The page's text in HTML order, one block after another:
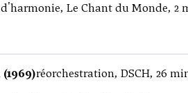
Le Chant du Monde, 2
réorchestration, DSCH, 26